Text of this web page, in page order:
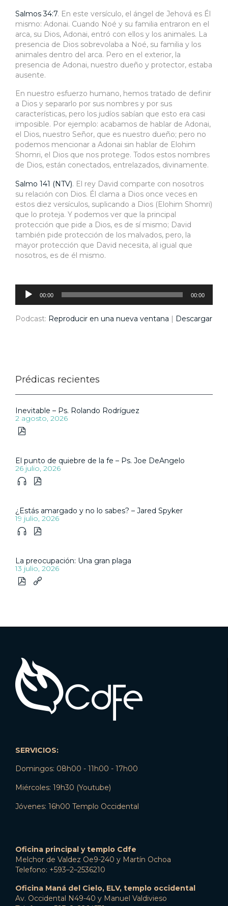
Salmos 34:7. En este versículo, el ángel de Jehová es Él
mismo: Adonai. Cuando Noé y su familia entraron en el
arca, su Dios, Adonai, entró con ellos y los animales. La
presencia de Dios sobrevolaba a Noé, su familia y los
animales dentro del arca. Pero en el exterior, la
presencia de Adonai, nuestro dueño y protector, estaba
ausente.
En nuestro esfuerzo humano, hemos tratado de definir
a Dios y separarlo por sus nombres y por sus
características, pero los judíos sabían que esto era casi
imposible. Por ejemplo: acabamos de hablar de Adonai,
el Dios, nuestro Señor, que es nuestro dueño; pero no
podemos mencionar a Adonai sin hablar de Elohim
Shomri, el Dios que nos protege. Todos estos nombres
de Dios, están conectados, entrelazados, divinamente.
Salmo 141 (NTV). El rey David comparte con nosotros
su relación con Dios. Él clama a Dios once veces en
estos diez versículos, suplicando a Dios (Elohim Shomri)
que lo proteja. Y podemos ver que la principal
protección que pide a Dios, es de sí mismo; David
también pide protección de los malvados, pero, la
mayor protección que David necesita, al igual que
nosotros, es de él mismo.
Reproductor
audio 00:00 00:00
Podcast: Reproducir en una nueva ventana | Descargar
Prédicas recientes
Inevitable – Ps. Rolando Rodríguez
2 agosto, 2026

El punto de quiebre de la fe – Ps. Joe DeAngelo
26 julio, 2026
 
¿Estás amargado y no lo sabes? – Jared Spyker
19 julio, 2026
 
La preocupación: Una gran plaga
13 julio, 2026
 
SERVICIOS:
Domingos: 08h00 - 11h00 - 17h00
Miércoles: 19h30 (Youtube)
Jóvenes: 16h00 Templo Occidental
Oficina principal y templo Cdfe
Melchor de Valdez Oe9-240 y Martín Ochoa
Telefono: +593–2–2536210
Oficina Maná del Cielo, ELV, templo occidental
Av. Occidental N49-40 y Manuel Valdivieso